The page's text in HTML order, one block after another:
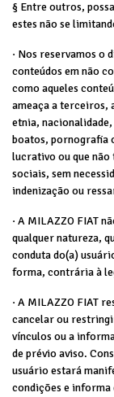
§ Entre outros,
estes não se
· Nos reservamos o
conteúdos em não
como aqueles
ameaça a terceiros,
etnia,
boatos, pornografia
lucrativo ou que não
sociais, sem
indenização ou
· A MILAZZO FIAT
qualquer natureza,
conduta do(a)
forma, contrária à
· A MILAZZO FIAT
cancelar ou
vínculos ou a
de prévio aviso.
usuário estará
condições e informa